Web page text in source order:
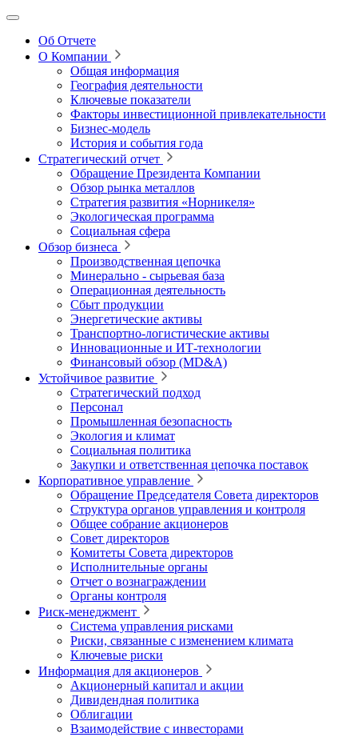
Об Отчете
О Компании
Общая информация
География деятельности
Ключевые показатели
Факторы инвестиционной привлекательности
Бизнес-модель
История и события года
Стратегический отчет
Обращение Президента Компании
Обзор рынка металлов
Стратегия развития «Норникеля»
Экологическая программа
Социальная сфера
Обзор бизнеса
Производственная цепочка
Минерально ‑ сырьевая база
Операционная деятельность
Сбыт продукции
Энергетические активы
Транспортно-логистические активы
Инновационные и ИТ‑технологии
Финансовый обзор (MD&A)
Устойчивое развитие
Стратегический подход
Персонал
Промышленная безопасность
Экология и климат
Социальная политика
Закупки и ответственная цепочка поставок
Корпоративное управление
Обращение Председателя Совета директоров
Структура органов управления и контроля
Общее собрание акционеров
Совет директоров
Комитеты Совета директоров
Исполнительные органы
Отчет о вознаграждении
Органы контроля
Риск-менеджмент
Система управления рисками
Риски, связанные с изменением климата
Ключевые риски
Информация для акционеров
Акционерный капитал и акции
Дивидендная политика
Облигации
Взаимодействие с инвесторами